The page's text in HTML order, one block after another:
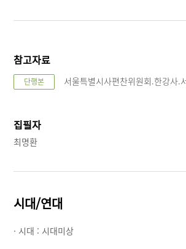
참고자료
단행본 서울특별시사편찬위원회.한강사.
집필자
최명환
시대/연대
· 시대 : 시대미상